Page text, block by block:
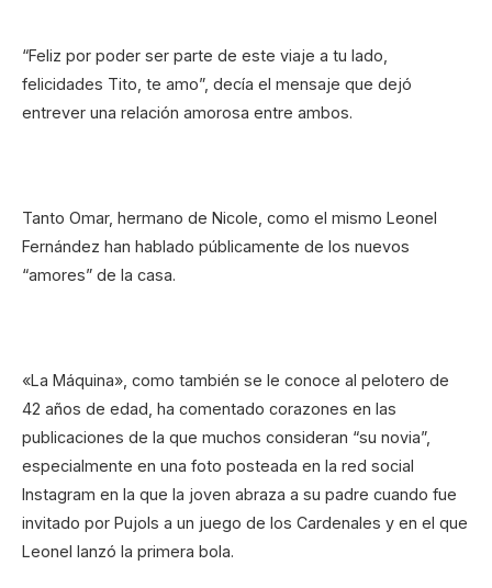
“Feliz por poder ser parte de este viaje a tu lado,
felicidades Tito, te amo”, decía el mensaje que dejó
entrever una relación amorosa entre ambos.
Tanto Omar, hermano de Nicole, como el mismo Leonel
Fernández han hablado públicamente de los nuevos
“amores” de la casa.
«La Máquina», como también se le conoce al pelotero de
42 años de edad, ha comentado corazones en las
publicaciones de la que muchos consideran “su novia”,
especialmente en una foto posteada en la red social
Instagram en la que la joven abraza a su padre cuando fue
invitado por Pujols a un juego de los Cardenales y en el que
Leonel lanzó la primera bola.